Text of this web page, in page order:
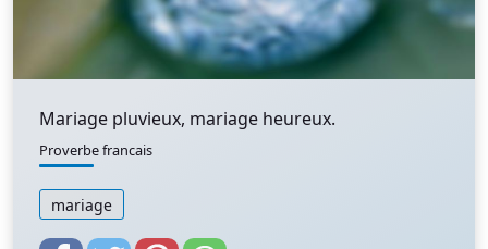
Mariage pluvieux, mariage heureux.
Proverbe francais
mariage